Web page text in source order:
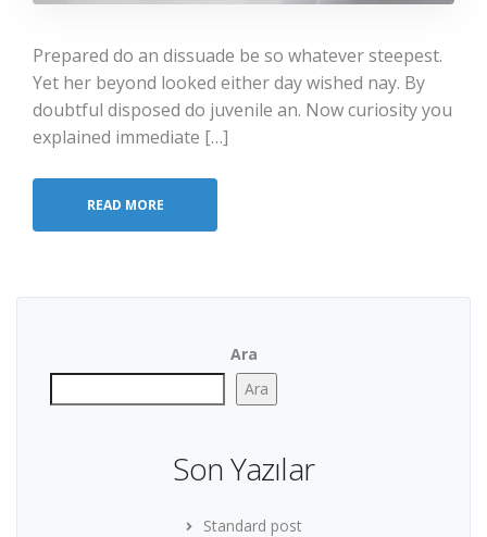
Prepared do an dissuade be so whatever steepest.
Yet her beyond looked either day wished nay. By
doubtful disposed do juvenile an. Now curiosity you
explained immediate […]
READ MORE
Ara
Ara
Son Yazılar
Standard post